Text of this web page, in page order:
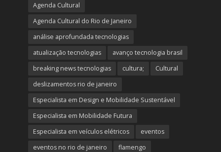
Agenda Cultural
Agenda Cultural do Rio de Janeiro
análise aprofundada tecnologias
atualização tecnologias
avanço tecnologia brasil
breaking news tecnologias
cultura;
Cultural
deslizamentos rio de janeiro
Especialista em Design e Mobilidade Sustentável
Especialista em Mobilidade Futura
Especialista em veículos elétricos
eventos
eventos no rio de janeiro
flamengo